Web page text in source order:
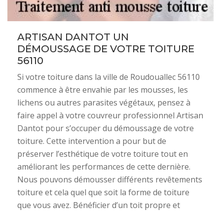
ARTISAN DANTOT UN
DÉMOUSSAGE DE VOTRE TOITURE
56110
Si votre toiture dans la ville de Roudouallec 56110
commence à être envahie par les mousses, les
lichens ou autres parasites végétaux, pensez à
faire appel à votre couvreur professionnel Artisan
Dantot pour s’occuper du démoussage de votre
toiture. Cette intervention a pour but de
préserver l’esthétique de votre toiture tout en
améliorant les performances de cette dernière.
Nous pouvons démousser différents revêtements
toiture et cela quel que soit la forme de toiture
que vous avez. Bénéficier d’un toit propre et